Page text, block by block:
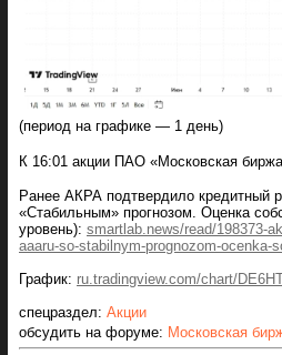
(период на графике — 1 день)
К 16:01 акции ПАО «Московская
Ранее АКРА подтвердило кредитный
«Стабильным» прогнозом. Оценка
уровень): smartlab.news/read/198373-
aaaru-so-stabilnym-prognozom-
График: ru.tradingview.com/chart/
спецраздел: Акции
обсудить на форуме: Московская